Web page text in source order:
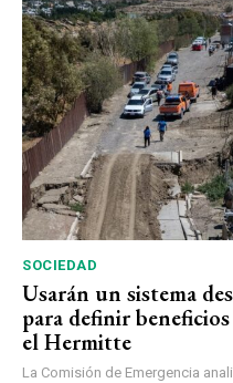
SOCIEDAD
Usarán un sistema
para definir
el Hermitte
La Comisión de Emergencia